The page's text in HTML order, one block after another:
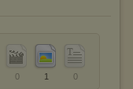
0
1
0